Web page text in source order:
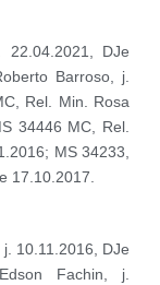
DJe
Barroso, j.
Rel. Min. Rosa
34446 MC, Rel.
MS 34233,
17.10.2017.
10.11.2016, DJe
Fachin, j.